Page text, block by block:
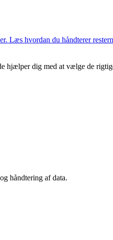
Læs hvordan du håndterer
dig med at vælge de
håndtering af data.